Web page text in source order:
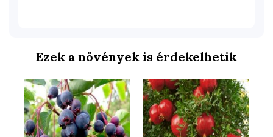
Ezek a növények is érdekelhetik